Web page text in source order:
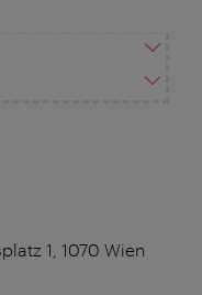
1, 1070 Wien